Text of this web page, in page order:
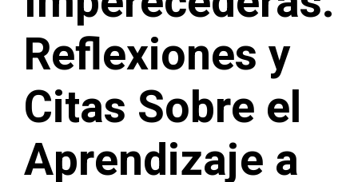
Reflexiones y
Citas Sobre el
Aprendizaje a